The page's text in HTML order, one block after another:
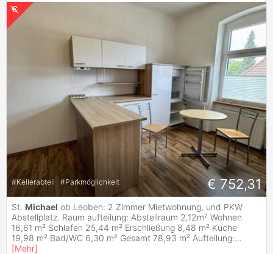
#Kellerabteil #Parkmöglichkeit € 752,31
St. Michael ob Leoben: 2 Zimmer Mietwohnung, und PKW
Abstellplatz. Raum aufteilung: Abstellraum 2,12m² Wohnen
16,61 m² Schlafen 25,44 m² Erschließung 8,48 m² Küche
19,98 m² Bad/WC 6,30 m² Gesamt 78,93 m² Aufteilung:...
[Mehr]